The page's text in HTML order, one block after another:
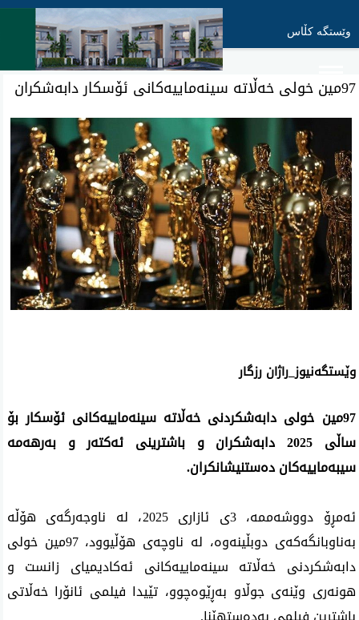
وێستگە کڵاس
97مین خولی خەڵاتە سینەماییەکانی ئۆسکار دابەشکران
وێستگەنیوز_راژان رزگار
97مین خولی دابەشکردنی خەڵاتە سینەماییەکانی ئۆسکار بۆ
ساڵی 2025 دابەشکران و باشترینی ئەکتەر و بەرهەمە
سیبەماییەکان دەستنیشانکران.
ئەمڕۆ دووشەممە، 3ی ئازاری 2025، لە ناوجەرگەی هۆڵە
بەناوبانگەکەی دوبڵینەوە، لە ناوچەی هۆڵیوود، 97مین خولی
دابەشکردنی خەڵاتە سینەماییەکانی ئەکادیمیای زانست و
هونەری وێنەی جوڵاو بەڕێوەچوو، تێیدا فیلمی ئانۆرا خەڵاتی